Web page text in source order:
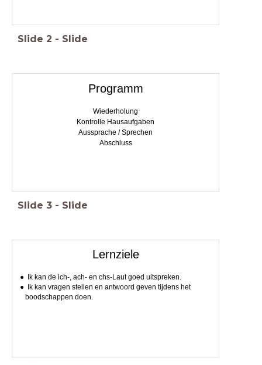
Slide 2 - Slide
Programm
Wiederholung
Kontrolle Hausaufgaben
Aussprache / Sprechen
Abschluss
Slide 3 - Slide
Lernziele
Ik kan de ich-, ach- en chs-Laut goed uitspreken.
Ik kan vragen stellen en antwoord geven tijdens het
boodschappen doen.